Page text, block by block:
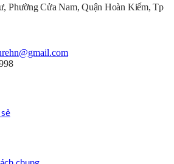
Phường Cửa Nam, Quận Hoàn Kiếm, Tp